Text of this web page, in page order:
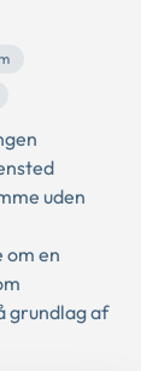
uden
om en
grundlag af